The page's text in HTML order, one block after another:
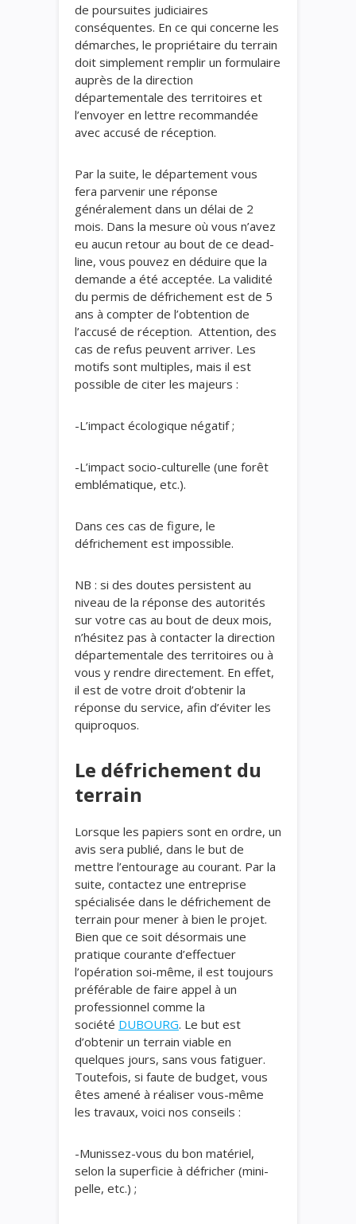
de poursuites judiciaires
conséquentes. En ce qui concerne les
démarches, le propriétaire du terrain
doit simplement remplir un formulaire
auprès de la direction
départementale des territoires et
l’envoyer en lettre recommandée
avec accusé de réception.
Par la suite, le département vous
fera parvenir une réponse
généralement dans un délai de 2
mois. Dans la mesure où vous n’avez
eu aucun retour au bout de ce dead-
line, vous pouvez en déduire que la
demande a été acceptée. La validité
du permis de défrichement est de 5
ans à compter de l’obtention de
l’accusé de réception. Attention, des
cas de refus peuvent arriver. Les
motifs sont multiples, mais il est
possible de citer les majeurs :
-L’impact écologique négatif ;
-L’impact socio-culturelle (une forêt
emblématique, etc.).
Dans ces cas de figure, le
défrichement est impossible.
NB : si des doutes persistent au
niveau de la réponse des autorités
sur votre cas au bout de deux mois,
n’hésitez pas à contacter la direction
départementale des territoires ou à
vous y rendre directement. En effet,
il est de votre droit d’obtenir la
réponse du service, afin d’éviter les
quiproquos.
Le défrichement du
terrain
Lorsque les papiers sont en ordre, un
avis sera publié, dans le but de
mettre l’entourage au courant. Par la
suite, contactez une entreprise
spécialisée dans le défrichement de
terrain pour mener à bien le projet.
Bien que ce soit désormais une
pratique courante d’effectuer
l’opération soi-même, il est toujours
préférable de faire appel à un
professionnel comme la
société DUBOURG. Le but est
d’obtenir un terrain viable en
quelques jours, sans vous fatiguer.
Toutefois, si faute de budget, vous
êtes amené à réaliser vous-même
les travaux, voici nos conseils :
-Munissez-vous du bon matériel,
selon la superficie à défricher (mini-
pelle, etc.) ;